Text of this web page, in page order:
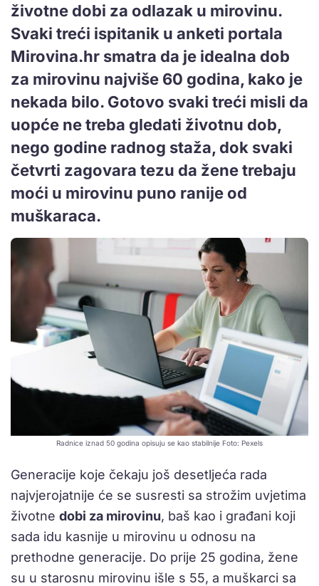
životne dobi za odlazak u mirovinu.
Svaki treći ispitanik u anketi portala
Mirovina.hr smatra da je idealna dob
za mirovinu najviše 60 godina, kako je
nekada bilo. Gotovo svaki treći misli da
uopće ne treba gledati životnu dob,
nego godine radnog staža, dok svaki
četvrti zagovara tezu da žene trebaju
moći u mirovinu puno ranije od
muškaraca.
Radnice iznad 50 godina opisuju se kao stabilnije Foto: Pexels
Generacije koje čekaju još desetljeća rada
najvjerojatnije će se susresti sa strožim uvjetima
životne dobi za mirovinu, baš kao i građani koji
sada idu kasnije u mirovinu u odnosu na
prethodne generacije. Do prije 25 godina, žene
su u starosnu mirovinu išle s 55, a muškarci sa